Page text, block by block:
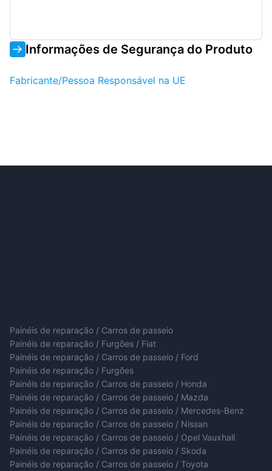
Informações de Segurança do Produto
Fabricante/Pessoa Responsável na UE
Painéis de reparação / Carros de passeio
Painéis de reparação / Furgões / Fiat
Painéis de reparação / Carros de passeio / Ford
Painéis de reparação / Furgões
Painéis de reparação / Carros de passeio / Honda
Painéis de reparação / Carros de passeio / Mazda
Painéis de reparação / Carros de passeio / Mercedes-Benz
Painéis de reparação / Carros de passeio / Nissan
Painéis de reparação / Carros de passeio / Opel Vauxhall
Painéis de reparação / Carros de passeio / Skoda
Painéis de reparação / Carros de passeio / Toyota